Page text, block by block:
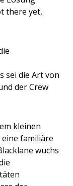
there yet,
sei die Art von
der Crew
kleinen
familiäre
wuchs